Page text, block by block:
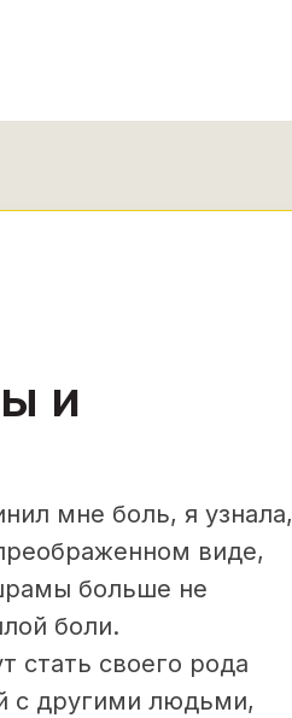
и
мне боль, я узнала,
виде,
больше не
боли.
стать своего рода
с другими людьми,